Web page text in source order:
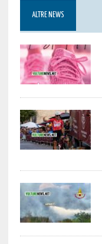
ALTRE NEWS